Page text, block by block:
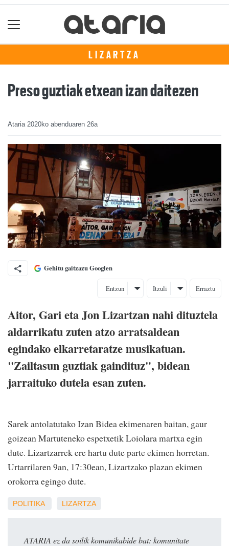
LIZARTZA
Preso guztiak etxean izan daitezen
Ataria 2020ko abenduaren 26a
Gehitu gaitzazu Googlen
Entzun Itzuli Erraztu
Aitor, Gari eta Jon Lizartzan nahi dituztela
aldarrikatu zuten atzo arratsaldean
egindako elkarretaratze musikatuan.
"Zailtasun guztiak gaindituz", bidean
jarraituko dutela esan zuten.
Sarek antolatutako Izan Bidea ekimenaren baitan, gaur
goizean Martuteneko espetxetik Loiolara martxa egin
dute. Lizartzarrek ere hartu dute parte ekimen horretan.
Urtarrilaren 9an, 17:30ean, Lizartzako plazan ekimen
orokorra egingo dute.
POLITIKA LIZARTZA
ATARIA ez da soilik komunikabide bat: komunitate